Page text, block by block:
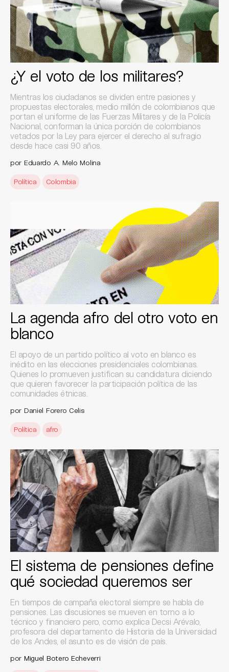
¿Y el voto de los militares?
Mientras los ciudadanos se dividen entre pasiones y
propuestas electorales, medio millón de colombianos que
portan el uniforme de las Fuerzas Militares y de la Policía
Nacional, conforman la única porción de colombianos
vetados por la Ley para ejercer el derecho al sufragio
desde hace casi 90 años.
por Eduardo A. Melo Molina
Política Colombia
La agenda afro del otro voto en
blanco
El apoyo de un partido político al voto en blanco es
inédito en las elecciones presidenciales colombianas.
Quienes lo promueven justifican su candidatura diciendo
que quieren favorecer la participación política de las
comunidades étnicas.
por Daniel Forero Celis
Política afro
El sistema de pensiones define
qué sociedad queremos ser
En tiempos de campaña electoral siempre se habla de
pensiones. Las discusiones se mueven en torno a lo
técnico y financiero pero, como explica Decsi Arévalo,
profesora del departamento de Historia de la Universidad
de los Andes, el asunto es de visión de país.
por Miguel Botero Echeverri